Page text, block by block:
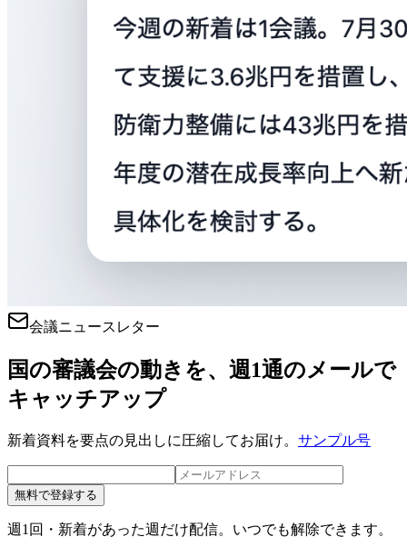
会議ニュースレター
国の審議会の動きを、週1通のメールで
キャッチアップ
新着資料を要点の見出しに圧縮してお届け。 サンプル号
無料で登録する
週1回・新着があった週だけ配信。いつでも解除できます。